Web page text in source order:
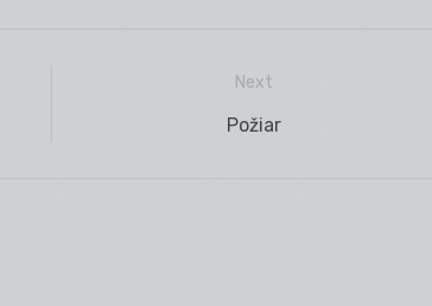
Next
Next
Požiar